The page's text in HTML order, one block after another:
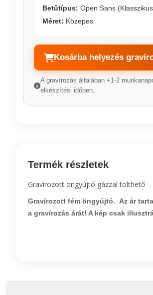
Betűtípus: Open Sans
Méret: Közepes
Kosárba helyezés
A gravírozás általában +1-2
elkészítési időben.
Termék részletek
Gravírozott öngyújtó gázzal tölthető
Gravírozott fémöngyújtó.
Az ár
agravírozás árát! A kép csak